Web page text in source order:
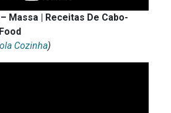
Massa | Receitas De Cabo-
Cozinha)